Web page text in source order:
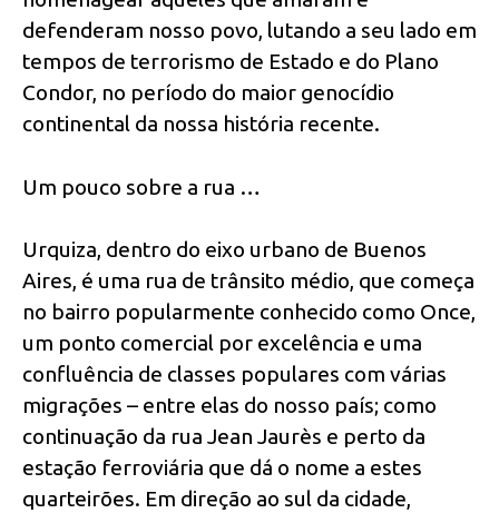
defenderam nosso povo, lutando a seu lado em
tempos de terrorismo de Estado e do Plano
Condor, no período do maior genocídio
continental da nossa história recente.
Um pouco sobre a rua …
Urquiza, dentro do eixo urbano de Buenos
Aires, é uma rua de trânsito médio, que começa
no bairro popularmente conhecido como Once,
um ponto comercial por excelência e uma
confluência de classes populares com várias
migrações – entre elas do nosso país; como
continuação da rua Jean Jaurès e perto da
estação ferroviária que dá o nome a estes
quarteirões. Em direção ao sul da cidade,